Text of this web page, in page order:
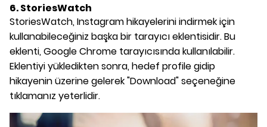
6. StoriesWatch
StoriesWatch, Instagram hikayelerini indirmek için
kullanabileceğiniz başka bir tarayıcı eklentisidir. Bu
eklenti, Google Chrome tarayıcısında kullanılabilir.
Eklentiyi yükledikten sonra, hedef profile gidip
hikayenin üzerine gelerek "Download" seçeneğine
tıklamanız yeterlidir.